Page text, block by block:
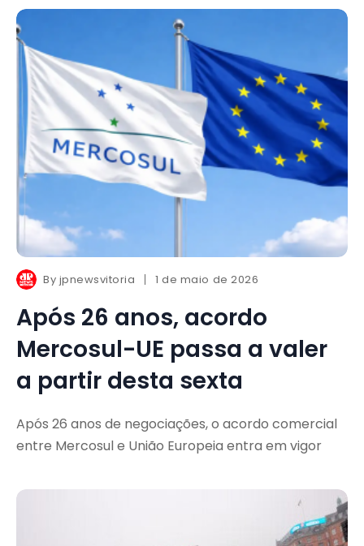
By jpnewsvitoria 1 de maio de 2026
Após 26 anos, acordo
Mercosul-UE passa a valer
a partir desta sexta
Após 26 anos de negociações, o acordo comercial
entre Mercosul e União Europeia entra em vigor